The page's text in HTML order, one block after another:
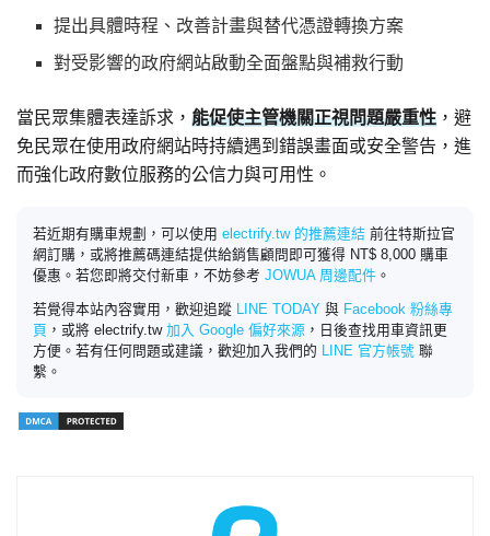
提出具體時程、改善計畫與替代憑證轉換方案
對受影響的政府網站啟動全面盤點與補救行動
當民眾集體表達訴求， 能促使主管機關正視問題嚴重性 ，避
免民眾在使用政府網站時持續遇到錯誤畫面或安全警告，進
而強化政府數位服務的公信力與可用性。
若近期有購車規劃，可以使用 electrify.tw 的推薦連結 前往特斯拉官
網訂購，或將推薦碼連結提供給銷售顧問即可獲得 NT$ 8,000 購車
優惠。若您即將交付新車，不妨參考 JOWUA 周邊配件 。
若覺得本站內容實用，歡迎追蹤 LINE TODAY 與 Facebook 粉絲專
頁 ，或將 electrify.tw 加入 Google 偏好來源 ，日後查找用車資訊更
方便。若有任何問題或建議，歡迎加入我們的 LINE 官方帳號 聯
繫。